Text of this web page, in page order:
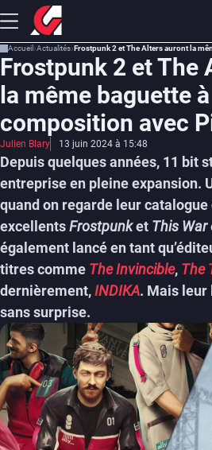
Accueil Actualités
Frostpunk 2 et The
la même baguette
composition avec
Julien Blary 13 juin 2024 à 15:48
Depuis quelques années, 11 bit
entreprise en pleine expansion.
quand on regarde leur catalogue
excellentsFrostpunket This War
également lancé en tant
titres comme The Invincible, The
dernièrement,INDIKA. Mais leur
sans surprise.